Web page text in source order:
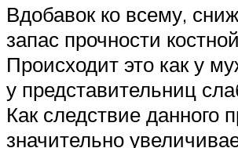
Вдобавок ко всему,
запас прочности
Происходит это как у
у представительниц
Как следствие данного
значительно